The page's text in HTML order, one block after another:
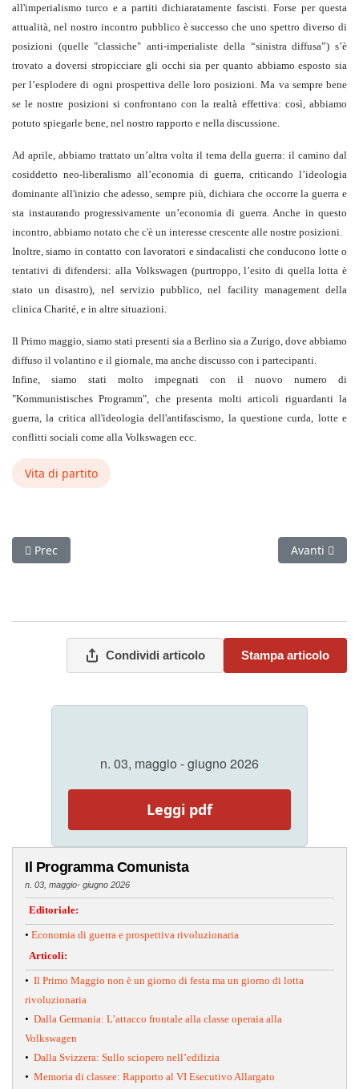
all'imperialismo turco e a partiti dichiaratamente fascisti. Forse per questa
attualità, nel nostro incontro pubblico è successo che uno spettro diverso di
posizioni (quelle "classiche" anti-imperialiste della “sinistra diffusa”) s’è
trovato a doversi stropicciare gli occhi sia per quanto abbiamo esposto sia
per l’esplodere di ogni prospettiva delle loro posizioni. Ma va sempre bene
se le nostre posizioni si confrontano con la realtà effettiva: così, abbiamo
potuto spiegarle bene, nel nostro rapporto e nella discussione.
Ad aprile, abbiamo trattato un’altra volta il tema della guerra: il camino dal
cosiddetto neo-liberalismo all’economia di guerra, criticando l’ideologia
dominante all'inizio che adesso, sempre più, dichiara che occorre la guerra e
sta instaurando progressivamente un’economia di guerra. Anche in questo
incontro, abbiamo notato che c'è un interesse crescente alle nostre posizioni.
Inoltre, siamo in contatto con lavoratori e sindacalisti che conducono lotte o
tentativi di difendersi: alla Volkswagen (purtroppo, l’esito di quella lotta è
stato un disastro), nel servizio pubblico, nel facility management della
clinica Charité, e in altre situazioni.
Il Primo maggio, siamo stati presenti sia a Berlino sia a Zurigo, dove abbiamo
diffuso il volantino e il giornale, ma anche discusso con i partecipanti.
Infine, siamo stati molto impegnati con il nuovo numero di
"Kommunistisches Programm", che presenta molti articoli riguardanti la
guerra, la critica all'ideologia dell'antifascismo, la questione curda, lotte e
conflitti sociali come alla Volkswagen ecc.
Vita di partito
Articolo precedente: La dottrina dell'energumeno (1949)
Prec Articolo
Avanti
Condividi articolo Stampa articolo
n. 03, maggio - giugno 2026
Leggi pdf
Il Programma Comunista
n. 03, maggio- giugno 2026
Editoriale:
• Economia di guerra e prospettiva rivoluzionaria
Articoli:
• Il Primo Maggio non è un giorno di festa ma un giorno di lotta
rivoluzionaria
• Dalla Germania: L’attacco frontale alla classe operaia alla
Volkswagen
• Dalla Svizzera: Sullo sciopero nell’edilizia
• Memoria di classee: Rapporto al VI Esecutivo Allargato